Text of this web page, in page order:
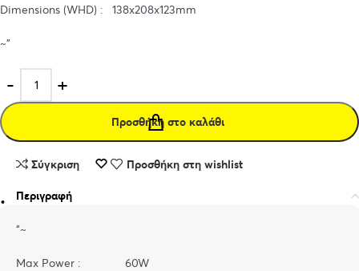
Dimensions (WHD) : 138x208x123mm
~”
Προσθήκη στο καλάθι
Σύγκριση Προσθήκη στη wishlist
Περιγραφή
“~
Max Power : 60W